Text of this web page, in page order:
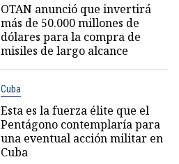
OTAN anunció que invertirá
más de 50.000 millones de
dólares para la compra de
misiles de largo alcance
Cuba
Esta es la fuerza élite que el
Pentágono contemplaría para
una eventual acción militar en
Cuba